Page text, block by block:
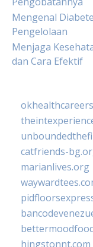
Mengenal
Pengelolaan
Menjaga
dan Cara Efektif
catfriends-
marianlives.org
hingstonnt.com